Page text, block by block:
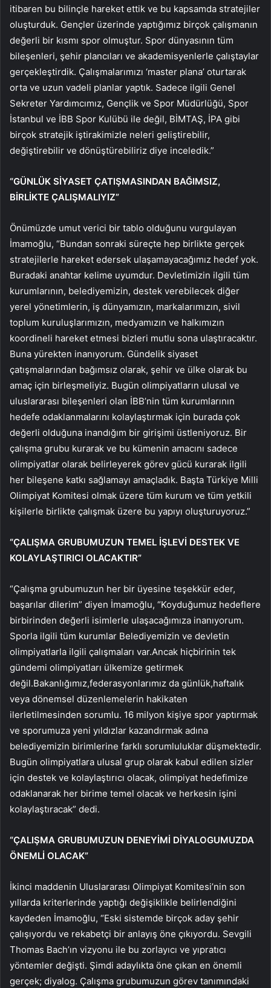
itibaren bu bilinçle hareket ettik ve bu kapsamda stratejiler
oluşturduk. Gençler üzerinde yaptığımız birçok çalışmanın
değerli bir kısmı spor olmuştur. Spor dünyasının tüm
bileşenleri, şehir plancıları ve akademisyenlerle çalıştaylar
gerçekleştirdik. Çalışmalarımızı ‘master plana’ oturtarak
orta ve uzun vadeli planlar yaptık. Sadece ilgili Genel
Sekreter Yardımcımız, Gençlik ve Spor Müdürlüğü, Spor
İstanbul ve İBB Spor Kulübü ile değil, BİMTAŞ, İPA gibi
birçok stratejik iştirakimizle neleri geliştirebilir,
değiştirebilir ve dönüştürebiliriz diye inceledik.”
“GÜNLÜK SİYASET ÇATIŞMASINDAN BAĞIMSIZ,
BİRLİKTE ÇALIŞMALIYIZ”
Önümüzde umut verici bir tablo olduğunu vurgulayan
İmamoğlu, “Bundan sonraki süreçte hep birlikte gerçek
stratejilerle hareket edersek ulaşamayacağımız hedef yok.
Buradaki anahtar kelime uyumdur. Devletimizin ilgili tüm
kurumlarının, belediyemizin, destek verebilecek diğer
yerel yönetimlerin, iş dünyamızın, markalarımızın, sivil
toplum kuruluşlarımızın, medyamızın ve halkımızın
koordineli hareket etmesi bizleri mutlu sona ulaştıracaktır.
Buna yürekten inanıyorum. Gündelik siyaset
çatışmalarından bağımsız olarak, şehir ve ülke olarak bu
amaç için birleşmeliyiz. Bugün olimpiyatların ulusal ve
uluslararası bileşenleri olan İBB’nin tüm kurumlarının
hedefe odaklanmalarını kolaylaştırmak için burada çok
değerli olduğuna inandığım bir girişimi üstleniyoruz. Bir
çalışma grubu kurarak ve bu kümenin amacını sadece
olimpiyatlar olarak belirleyerek görev gücü kurarak ilgili
her bileşene katkı sağlamayı amaçladık. Başta Türkiye Milli
Olimpiyat Komitesi olmak üzere tüm kurum ve tüm yetkili
kişilerle birlikte çalışmak üzere bu yapıyı oluşturuyoruz.”
“ÇALIŞMA GRUBUMUZUN TEMEL İŞLEVİ DESTEK VE
KOLAYLAŞTIRICI OLACAKTIR”
“Çalışma grubumuzun her bir üyesine teşekkür eder,
başarılar dilerim” diyen İmamoğlu, “Koyduğumuz hedeflere
birbirinden değerli isimlerle ulaşacağımıza inanıyorum.
Sporla ilgili tüm kurumlar Belediyemizin ve devletin
olimpiyatlarla ilgili çalışmaları var.Ancak hiçbirinin tek
gündemi olimpiyatları ülkemize getirmek
değil.Bakanlığımız,federasyonlarımız da günlük,haftalık
veya dönemsel düzenlemelerin hakikaten
ilerletilmesinden sorumlu. 16 milyon kişiye spor yaptırmak
ve sporumuza yeni yıldızlar kazandırmak adına
belediyemizin birimlerine farklı sorumluluklar düşmektedir.
Bugün olimpiyatlara ulusal grup olarak kabul edilen sizler
için destek ve kolaylaştırıcı olacak, olimpiyat hedefimize
odaklanarak her birime temel olacak ve herkesin işini
kolaylaştıracak” dedi.
“ÇALIŞMA GRUBUMUZUN DENEYİMİ DİYALOGUMUZDA
ÖNEMLİ OLACAK”
İkinci maddenin Uluslararası Olimpiyat Komitesi’nin son
yıllarda kriterlerinde yaptığı değişiklikle belirlendiğini
kaydeden İmamoğlu, “Eski sistemde birçok aday şehir
çalışıyordu ve rekabetçi bir anlayış öne çıkıyordu. Sevgili
Thomas Bach’ın vizyonu ile bu zorlayıcı ve yıpratıcı
yöntemler değişti. Şimdi adaylıkta öne çıkan en önemli
gerçek; diyalog. Çalışma grubumuzun görev tanımındaki